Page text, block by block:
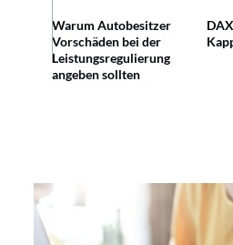
Warum Autobesitzer
Vorschäden bei der
Leistungsregulierung
angeben sollten